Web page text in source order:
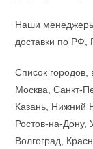
Наши менеджеры
доставки по РФ,
Список городов,
Москва, Санкт-
Казань, Нижний
Ростов-на-
Волгоград,